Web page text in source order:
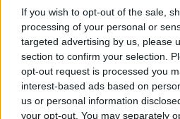
If you wish to opt-out of the sale,
processing of your personal or
targeted advertising by us, please
section to confirm your selection.
opt-out request is processed you
interest-based ads based on
us or personal information
your opt-out. You may separately
Προσθέστε το
Με ποινή απαγόρευσης
ποδόσφαιρο για ένα
το Αθλητικό Δικαστήριο
Μαρκ Οφερμαρς.